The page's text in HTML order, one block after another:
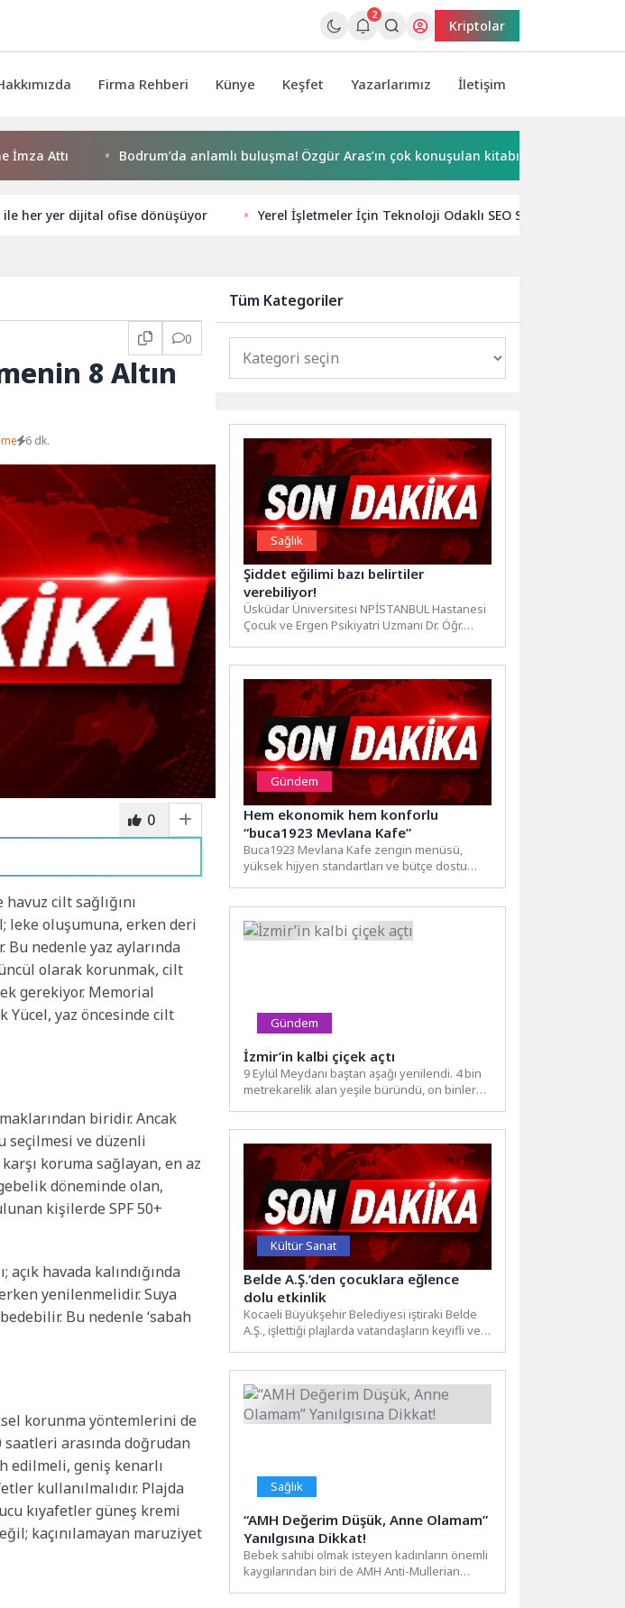
2
Kriptolar
Firma Rehberi Künye Keşfet Yazarlarımız İletişim
Bodrum’da anlamlı buluşma! Özgür Aras’ın çok konuşulan kitabı yeni baskısını Titanic
ile her yer dijital ofise dönüşüyor Yerel İşletmeler İçin Teknoloji Odaklı SEO Stratejileri
0
8 Altın
6 dk.
0
cilt sağlığını
leke oluşumuna, erken deri
nedenle yaz aylarında
olarak korunmak, cilt
gerekiyor. Memorial
Yücel, yaz öncesinde cilt
biridir. Ancak
ve düzenli
koruma sağlayan, en az
döneminde olan,
kişilerde SPF 50+
havada kalındığında
yenilenmelidir. Suya
Bu nedenle ‘sabah
korunma yöntemlerini de
saatleri arasında doğrudan
edilmeli, geniş kenarlı
kullanılmalıdır. Plajda
kıyafetler güneş kremi
kaçınılamayan maruziyet
Tüm Kategoriler
Sağlık
Şiddet eğilimi bazı belirtiler
verebiliyor!
Üsküdar Üniversitesi NPİSTANBUL Hastanesi
Çocuk ve Ergen Psikiyatri Uzmanı Dr. Öğr.
Gündem
Hem ekonomik hem konforlu
“buca1923 Mevlana Kafe”
Buca1923 Mevlana Kafe zengin menüsü,
yüksek hijyen standartları ve bütçe dostu
Gündem
İzmir’in kalbi çiçek açtı
9 Eylül Meydanı baştan aşağı yenilendi. 4 bin
metrekarelik alan yeşile büründü, on binlerce
Kültür Sanat
Belde A.Ş.’den çocuklara eğlence
dolu etkinlik
Kocaeli Büyükşehir Belediyesi iştiraki Belde
A.Ş., işlettiği plajlarda vatandaşların keyifli ve
Sağlık
“AMH Değerim Düşük, Anne Olamam”
Yanılgısına Dikkat!
Bebek sahibi olmak isteyen kadınların önemli
kaygılarından biri de AMH Anti-Mullerian